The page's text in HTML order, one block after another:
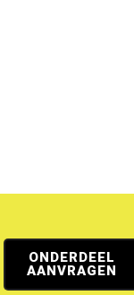
ONDERDEEL
AANVRAGEN